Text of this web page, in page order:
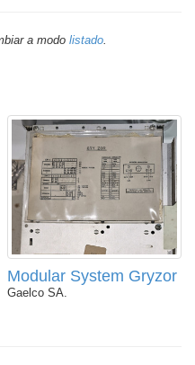
a modo listado.
Modular System Gryzor
Gaelco SA.